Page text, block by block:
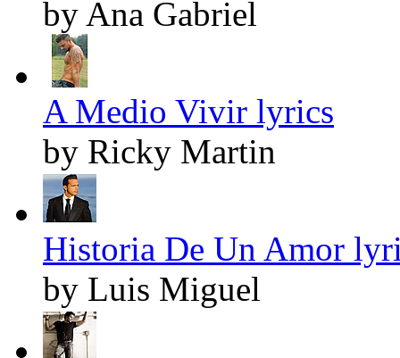
by Ana Gabriel
A Medio Vivir lyrics
by Ricky Martin
Historia De Un Amor
by Luis Miguel